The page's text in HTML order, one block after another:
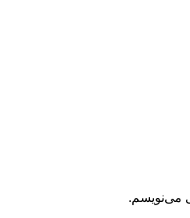
می‌نویسم.